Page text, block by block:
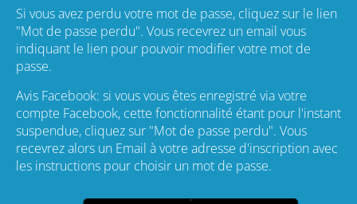
Si vous avez perdu votre mot de passe, cliquez sur le lien
"Mot de passe perdu". Vous recevrez un email vous
indiquant le lien pour pouvoir modifier votre mot de
passe.
Avis Facebook: si vous vous êtes enregistré via votre
compte Facebook, cette fonctionnalité étant pour l'instant
suspendue, cliquez sur "Mot de passe perdu". Vous
recevrez alors un Email à votre adresse d'inscription avec
les instructions pour choisir un mot de passe.